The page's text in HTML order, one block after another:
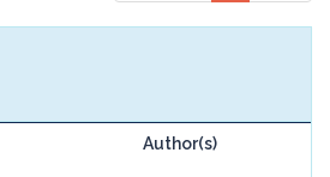
Author(s)